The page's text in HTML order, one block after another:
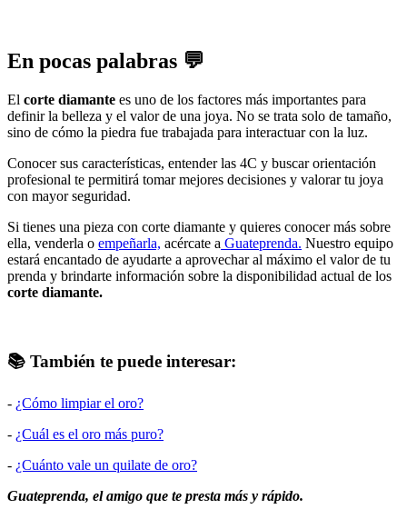
En pocas palabras 💬
El corte diamante es uno de los factores más importantes para
definir la belleza y el valor de una joya. No se trata solo de tamaño,
sino de cómo la piedra fue trabajada para interactuar con la luz.
Conocer sus características, entender las 4C y buscar orientación
profesional te permitirá tomar mejores decisiones y valorar tu joya
con mayor seguridad.
Si tienes una pieza con corte diamante y quieres conocer más sobre
ella, venderla o empeñarla, acércate a Guateprenda. Nuestro equipo
estará encantado de ayudarte a aprovechar al máximo el valor de tu
prenda y brindarte información sobre la disponibilidad actual de los
corte diamante.
📚 También te puede interesar:
- ¿Cómo limpiar el oro?
- ¿Cuál es el oro más puro?
- ¿Cuánto vale un quilate de oro?
Guateprenda, el amigo que te presta más y rápido.